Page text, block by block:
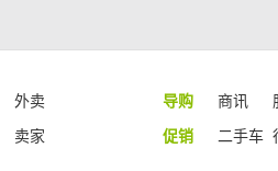
外卖 导购 商讯
卖家 促销 二手车